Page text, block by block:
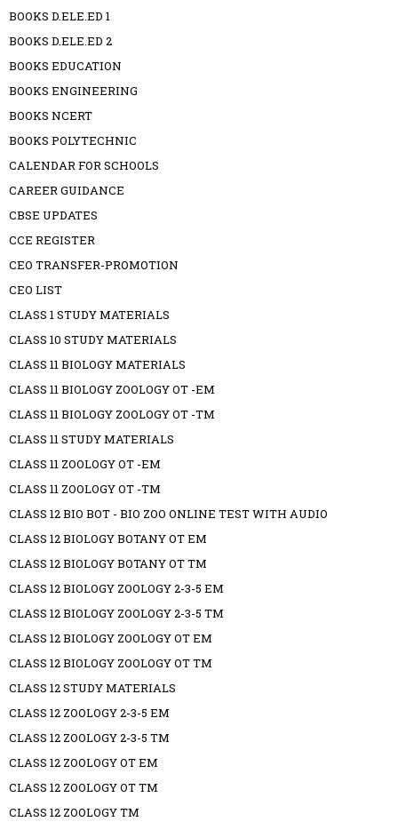
BOOKS D.ELE.ED 1
BOOKS D.ELE.ED 2
BOOKS EDUCATION
BOOKS ENGINEERING
BOOKS NCERT
BOOKS POLYTECHNIC
CALENDAR FOR SCHOOLS
CAREER GUIDANCE
CBSE UPDATES
CCE REGISTER
CEO TRANSFER-PROMOTION
CEO LIST
CLASS 1 STUDY MATERIALS
CLASS 10 STUDY MATERIALS
CLASS 11 BIOLOGY MATERIALS
CLASS 11 BIOLOGY ZOOLOGY OT -EM
CLASS 11 BIOLOGY ZOOLOGY OT -TM
CLASS 11 STUDY MATERIALS
CLASS 11 ZOOLOGY OT -EM
CLASS 11 ZOOLOGY OT -TM
CLASS 12 BIO BOT - BIO ZOO ONLINE TEST WITH AUDIO
CLASS 12 BIOLOGY BOTANY OT EM
CLASS 12 BIOLOGY BOTANY OT TM
CLASS 12 BIOLOGY ZOOLOGY 2-3-5 EM
CLASS 12 BIOLOGY ZOOLOGY 2-3-5 TM
CLASS 12 BIOLOGY ZOOLOGY OT EM
CLASS 12 BIOLOGY ZOOLOGY OT TM
CLASS 12 STUDY MATERIALS
CLASS 12 ZOOLOGY 2-3-5 EM
CLASS 12 ZOOLOGY 2-3-5 TM
CLASS 12 ZOOLOGY OT EM
CLASS 12 ZOOLOGY OT TM
CLASS 12 ZOOLOGY TM